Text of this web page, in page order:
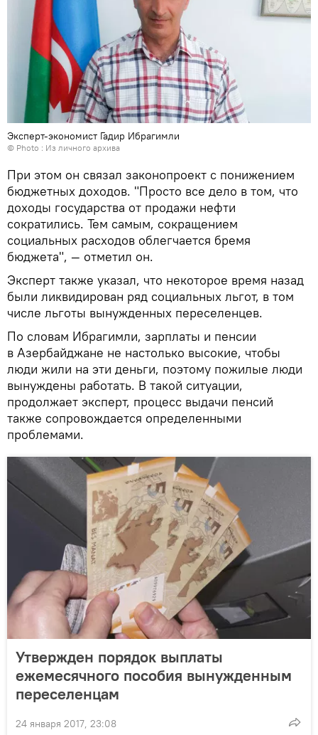
Эксперт-экономист Гадир Ибрагимли
© Photo : Из личного архива
При этом он связал законопроект с понижением
бюджетных доходов. "Просто все дело в том, что
доходы государства от продажи нефти
сократились. Тем самым, сокращением
социальных расходов облегчается бремя
бюджета", — отметил он.
Эксперт также указал, что некоторое время назад
были ликвидирован ряд социальных льгот, в том
числе льготы вынужденных переселенцев.
По словам Ибрагимли, зарплаты и пенсии
в Азербайджане не настолько высокие, чтобы
люди жили на эти деньги, поэтому пожилые люди
вынуждены работать. В такой ситуации,
продолжает эксперт, процесс выдачи пенсий
также сопровождается определенными
проблемами.
Утвержден порядок выплаты
ежемесячного пособия вынужденным
переселенцам
24 января 2017, 23:08